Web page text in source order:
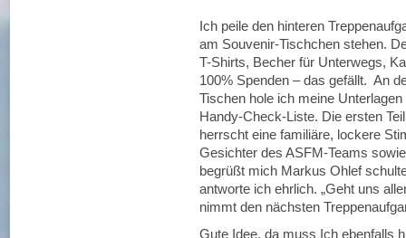
Ich peile den hinteren
am Souvenir-Tischchen stehen.
T-Shirts, Becher für Unterwegs,
100% Spenden – das gefällt. An
Tischen hole ich meine
Handy-Check-Liste. Die ersten
herrscht eine familiäre, lockere
Gesichter des ASFM-Teams
begrüßt mich Markus Ohlef
antworte ich ehrlich. „Geht uns
nimmt den nächsten
Gute Idee, da muss Ich ebenfalls